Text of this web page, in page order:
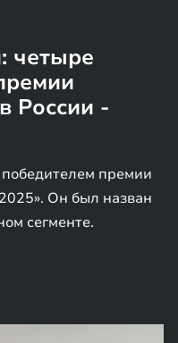
четыре
России -
премии
Он был назван
сегменте.